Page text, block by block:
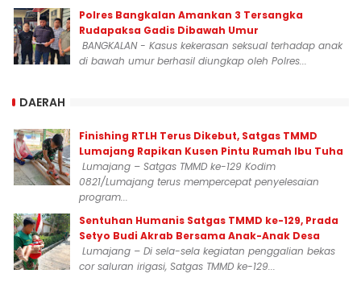
Polres Bangkalan Amankan 3 Tersangka
Rudapaksa Gadis Dibawah Umur
BANGKALAN - Kasus kekerasan seksual terhadap anak
di bawah umur berhasil diungkap oleh Polres...
DAERAH
Finishing RTLH Terus Dikebut, Satgas TMMD
Lumajang Rapikan Kusen Pintu Rumah Ibu Tuha
Lumajang – Satgas TMMD ke-129 Kodim
0821/Lumajang terus mempercepat penyelesaian
program...
Sentuhan Humanis Satgas TMMD ke-129, Prada
Setyo Budi Akrab Bersama Anak-Anak Desa
Lumajang – Di sela-sela kegiatan penggalian bekas
cor saluran irigasi, Satgas TMMD ke-129...